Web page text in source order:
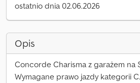
ostatnio dnia 02.06.2026
Opis
Concorde Charisma z garażem na
Wymagane prawo jazdy kategorii